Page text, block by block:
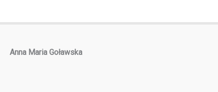
Anna Maria Goławska